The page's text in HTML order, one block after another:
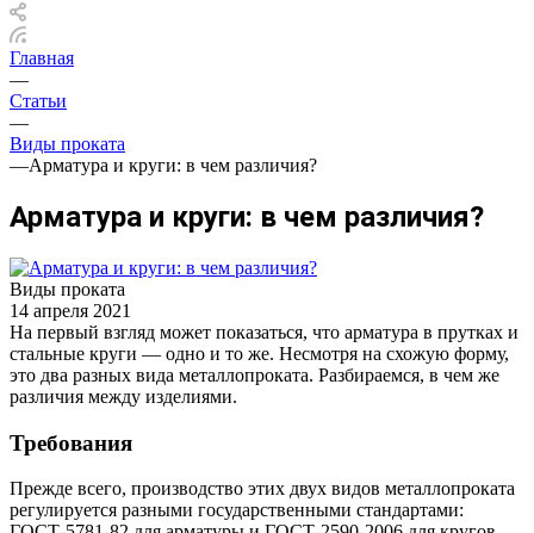
Главная
—
Статьи
—
Виды проката
—Арматура и круги: в чем различия?
Арматура и круги: в чем различия?
Виды проката
14 апреля 2021
На первый взгляд может показаться, что арматура в прутках и
стальные круги — одно и то же. Несмотря на схожую форму,
это два разных вида металлопроката. Разбираемся, в чем же
различия между изделиями.
Требования
Прежде всего, производство этих двух видов металлопроката
регулируется разными государственными стандартами: